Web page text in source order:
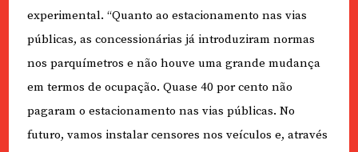
experimental. “Quanto ao estacionamento nas vias
públicas, as concessionárias já introduziram normas
nos parquímetros e não houve uma grande mudança
em termos de ocupação. Quase 40 por cento não
pagaram o estacionamento nas vias públicas. No
futuro, vamos instalar censores nos veículos e, através